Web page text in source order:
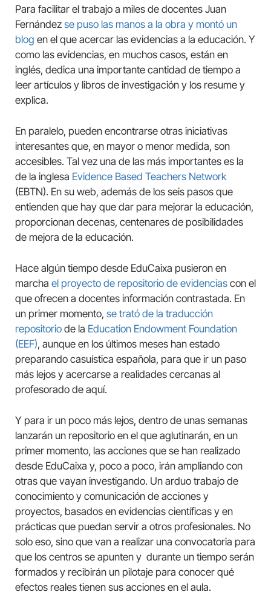
Para facilitar el trabajo a miles de docentes Juan
Fernández se puso las manos a la obra y montó un
blog en el que acercar las evidencias a la educación. Y
como las evidencias, en muchos casos, están en
inglés, dedica una importante cantidad de tiempo a
leer artículos y libros de investigación y los resume y
explica.
En paralelo, pueden encontrarse otras iniciativas
interesantes que, en mayor o menor medida, son
accesibles. Tal vez una de las más importantes es la
de la inglesa Evidence Based Teachers Network
(EBTN). En su web, además de los seis pasos que
entienden que hay que dar para mejorar la educación,
proporcionan decenas, centenares de posibilidades
de mejora de la educación.
Hace algún tiempo desde EduCaixa pusieron en
marcha el proyecto de repositorio de evidencias con el
que ofrecen a docentes información contrastada. En
un primer momento, se trató de la traducción
repositorio de la Education Endowment Foundation
(EEF), aunque en los últimos meses han estado
preparando casuística española, para que ir un paso
más lejos y acercarse a realidades cercanas al
profesorado de aquí.
Y para ir un poco más lejos, dentro de unas semanas
lanzarán un repositorio en el que aglutinarán, en un
primer momento, las acciones que se han realizado
desde EduCaixa y, poco a poco, irán ampliando con
otras que vayan investigando. Un arduo trabajo de
conocimiento y comunicación de acciones y
proyectos, basados en evidencias científicas y en
prácticas que puedan servir a otros profesionales. No
solo eso, sino que van a realizar una convocatoria para
que los centros se apunten y durante un tiempo serán
formados y recibirán un pilotaje para conocer qué
efectos reales tienen sus acciones en el aula.